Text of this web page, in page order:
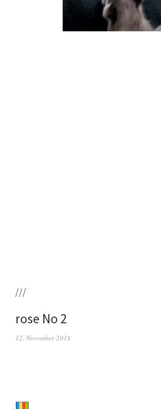
///
rose No 2
12. November 2018